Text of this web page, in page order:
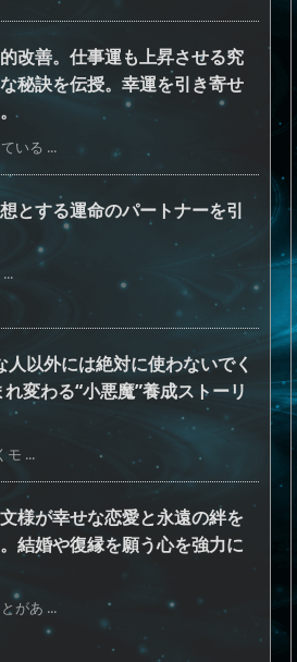
改善。仕事運も上昇させる究
秘訣を伝授。幸運を引き寄せ
いる ...
とする運命のパートナーを引
以外には絶対に使わないでく
変わる“小悪魔”養成ストーリ
モ ...
様が幸せな恋愛と永遠の絆を
結婚や復縁を願う心を強力に
があ ...